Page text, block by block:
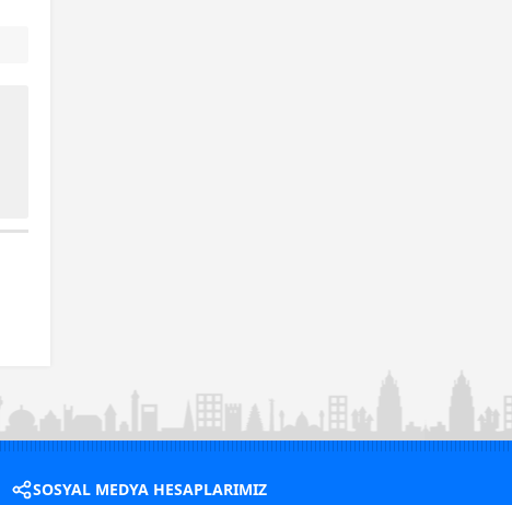
SOSYAL MEDYA HESAPLARIMIZ